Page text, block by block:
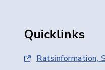
Quicklinks
Ratsinformation,